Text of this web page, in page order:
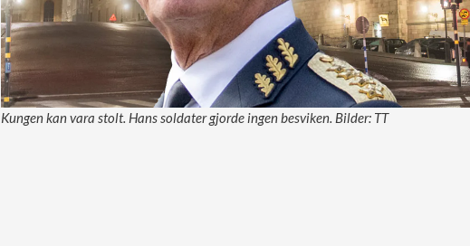
Kungen kan vara stolt. Hans soldater gjorde ingen besviken. Bilder: TT